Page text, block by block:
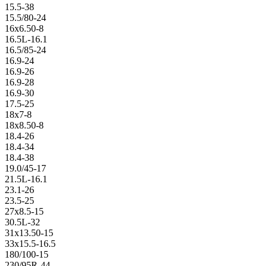
15.5-38
15.5/80-24
16x6.50-8
16.5L-16.1
16.5/85-24
16.9-24
16.9-26
16.9-28
16.9-30
17.5-25
18x7-8
18x8.50-8
18.4-26
18.4-34
18.4-38
19.0/45-17
21.5L-16.1
23.1-26
23.5-25
27x8.5-15
30.5L-32
31x13.50-15
33x15.5-16.5
180/100-15